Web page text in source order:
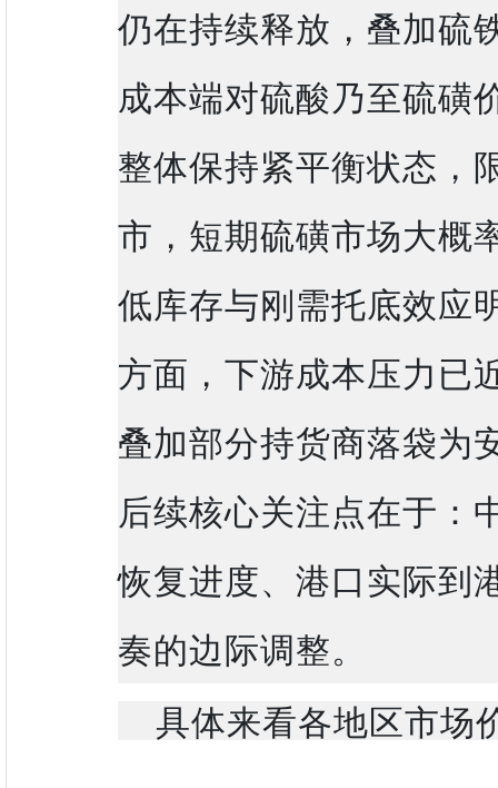
仍在持续释放，叠加硫
成本端对硫酸乃至硫磺
整体保持紧平衡状态，
市，短期硫磺市场大概
低库存与刚需托底效应
方面，下游成本压力已
叠加部分持货商落袋为
后续核心关注点在于：
恢复进度、港口实际到
奏的边际调整。
具体来看各地区市场